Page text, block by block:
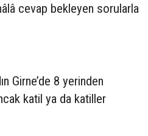
cevap bekleyen sorularla
Girne’de 8 yerinden
katil ya da katiller